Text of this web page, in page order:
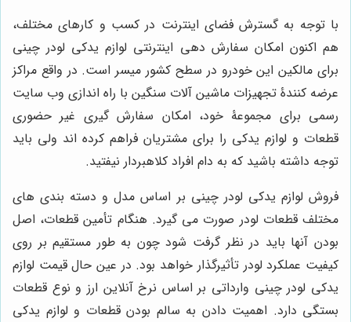
با توجه به گسترش فضای اینترنت در کسب و کارهای مختلف،
هم اکنون امکان سفارش دهی اینترنتی لوازم یدکی لودر چینی
برای مالکین این خودرو در سطح کشور میسر است. در واقع مراکز
عرضه کنندۀ تجهیزات ماشین آلات سنگین با راه اندازی وب سایت
رسمی برای مجموعۀ خود، امکان سفارش گیری غیر حضوری
قطعات و لوازم یدکی را برای مشتریان فراهم کرده اند ولی باید
توجه داشته باشید که به دام افراد کلاهبردار نیفتید.
فروش لوازم یدکی لودر چینی بر اساس مدل و دسته بندی های
مختلف قطعات لودر صورت می گیرد. هنگام تأمین قطعات، اصل
بودن آنها باید در نظر گرفت شود چون به طور مستقیم بر روی
کیفیت عملکرد لودر تأثیرگذار خواهد بود. در عین حال قیمت لوازم
یدکی لودر چینی وارداتی بر اساس نرخ آنلاین ارز و نوع قطعات
بستگی دارد. اهمیت دادن به سالم بودن قطعات و لوازم یدکی